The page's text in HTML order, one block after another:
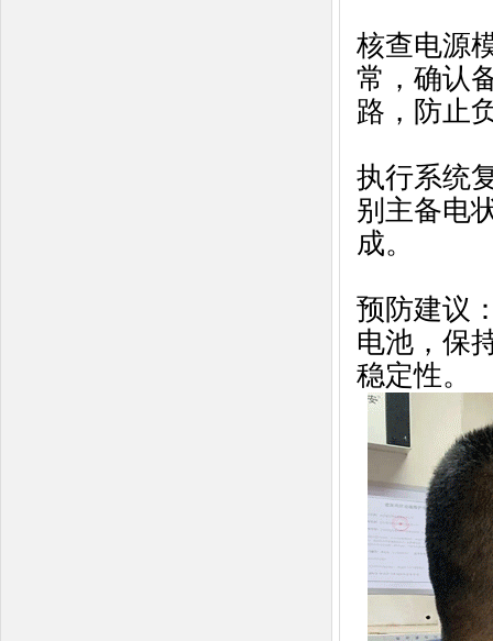
核查电源
常，确认
路，防止
执行系统
别主备电
成。
预防建议‌
电池，保
稳定性。